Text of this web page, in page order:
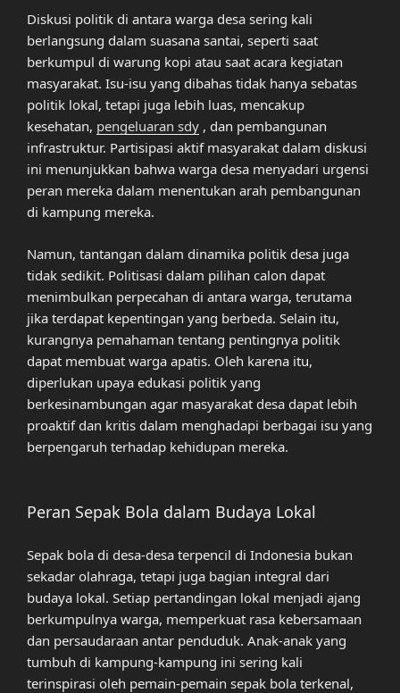
Diskusi politik di antara warga desa sering kali
berlangsung dalam suasana santai, seperti saat
berkumpul di warung kopi atau saat acara kegiatan
masyarakat. Isu-isu yang dibahas tidak hanya sebatas
politik lokal, tetapi juga lebih luas, mencakup
kesehatan, pengeluaran sdy , dan pembangunan
infrastruktur. Partisipasi aktif masyarakat dalam diskusi
ini menunjukkan bahwa warga desa menyadari urgensi
peran mereka dalam menentukan arah pembangunan
di kampung mereka.
Namun, tantangan dalam dinamika politik desa juga
tidak sedikit. Politisasi dalam pilihan calon dapat
menimbulkan perpecahan di antara warga, terutama
jika terdapat kepentingan yang berbeda. Selain itu,
kurangnya pemahaman tentang pentingnya politik
dapat membuat warga apatis. Oleh karena itu,
diperlukan upaya edukasi politik yang
berkesinambungan agar masyarakat desa dapat lebih
proaktif dan kritis dalam menghadapi berbagai isu yang
berpengaruh terhadap kehidupan mereka.
Peran Sepak Bola dalam Budaya Lokal
Sepak bola di desa-desa terpencil di Indonesia bukan
sekadar olahraga, tetapi juga bagian integral dari
budaya lokal. Setiap pertandingan lokal menjadi ajang
berkumpulnya warga, memperkuat rasa kebersamaan
dan persaudaraan antar penduduk. Anak-anak yang
tumbuh di kampung-kampung ini sering kali
terinspirasi oleh pemain-pemain sepak bola terkenal,